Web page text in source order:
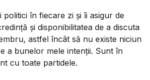
politici în fiecare zi și îi asigur de
și disponibilitatea de a discuta
astfel încât să nu existe niciun
a bunelor mele intenții. Sunt în
cu toate partidele.